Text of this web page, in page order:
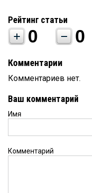
Рейтинг статьи
0 0
Комментарии
Комментариев нет.
Ваш комментарий
Имя
Комментарий